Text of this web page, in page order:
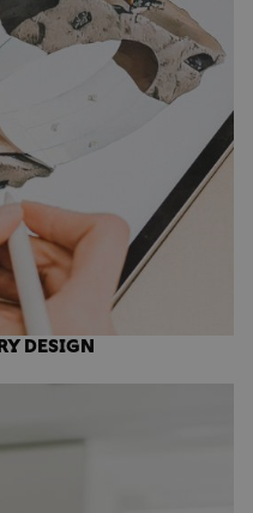
DESIGN